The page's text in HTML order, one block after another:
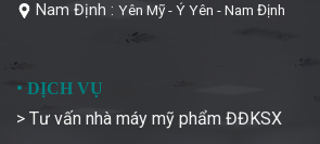
Nam Định : Yên Mỹ - Ý Yên - Nam Định
• DỊCH VỤ
> Tư vấn nhà máy mỹ phẩm ĐĐKSX